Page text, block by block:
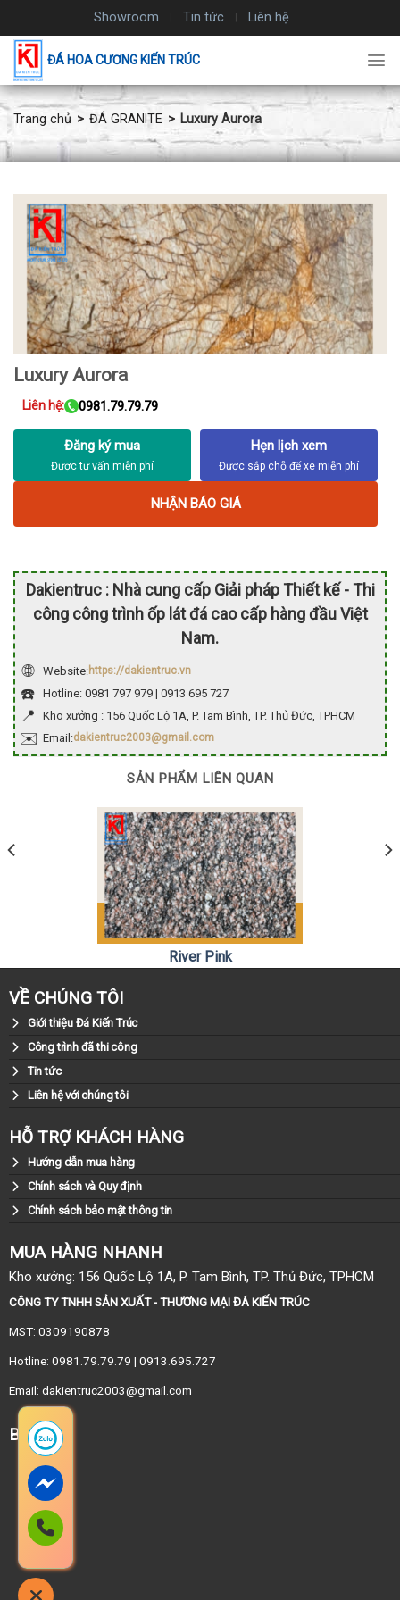
nội
dung
Showroom Tin tức Liên hệ
ĐÁ HOA CƯƠNG KIẾN TRÚC
Trang chủ ĐÁ GRANITE Luxury Aurora
Luxury Aurora
Liên hệ: 0981.79.79.79
Đăng ký mua Hẹn lịch xem
NHẬN BÁO GIÁ
Dakientruc : Nhà cung cấp Giải pháp Thiết kế - Thi
công công trình ốp lát đá cao cấp hàng đầu Việt
Nam.
🌐
Website:https://dakientruc.vn
☎️ Hotline: 0981 797 979 | 0913 695 727
📍 Kho xưởng : 156 Quốc Lộ 1A, P. Tam Bình, TP. Thủ Đức, TPHCM
✉️ Email:dakientruc2003@gmail.com
SẢN PHẨM LIÊN QUAN
River Pink
Liên hệ: 0981.79.79.79
VỀ CHÚNG TÔI
Giới thiệu Đá Kiến Trúc
Công trình đã thi công
Tin tức
Liên hệ với chúng tôi
HỖ TRỢ KHÁCH HÀNG
Hướng dẫn mua hàng
Chính sách và Quy định
Chính sách bảo mật thông tin
MUA HÀNG NHANH
Kho xưởng: 156 Quốc Lộ 1A, P. Tam Bình, TP. Thủ Đức, TPHCM
CÔNG TY TNHH SẢN XUẤT - THƯƠNG MẠI ĐÁ KIẾN TRÚC
MST: 0309190878
Hotline: 0981.79.79.79 | 0913.695.727
Email: dakientruc2003@gmail.com
BẢN ĐỒ